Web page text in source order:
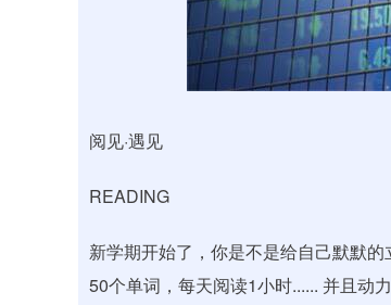
阅见·遇见
READING
新学期开始了，你是不是给自己默默
50个单词，每天阅读1小时...... 并且动
深证成指 14311.01